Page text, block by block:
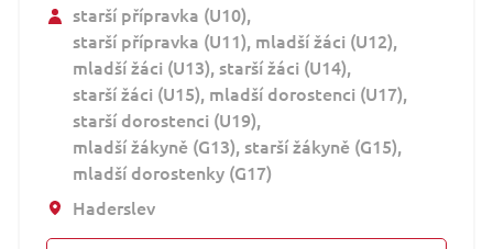
starší přípravka (U10)
starší přípravka (U11) mladší žáci (U12)
mladší žáci (U13) starší žáci (U14)
starší žáci (U15) mladší dorostenci (U17)
starší dorostenci (U19)
mladší žákyně (G13) starší žákyně (G15)
mladší dorostenky (G17)
Haderslev